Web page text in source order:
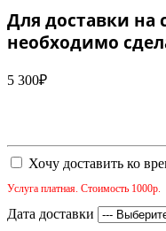
Для доставки
необходимо
5 300₽
Хочу доставить ко
Услуга платная. Стоимость 1000р.
Дата доставки